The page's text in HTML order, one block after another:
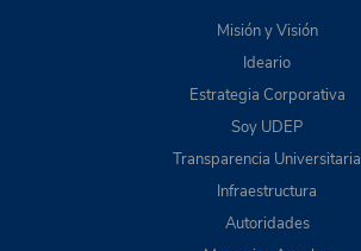
Misión y Visión
Ideario
Estrategia Corporativa
Soy UDEP
Transparencia Universitaria
Infraestructura
Autoridades